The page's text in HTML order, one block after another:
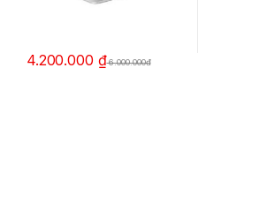
4.200.000 ₫6.000.000đ